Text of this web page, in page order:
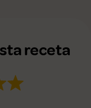
receta